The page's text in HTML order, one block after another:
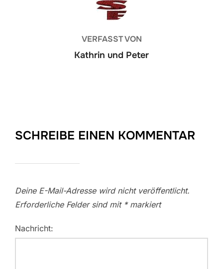
VERFASST VON
Kathrin und Peter
SCHREIBE EINEN KOMMENTAR
Deine E-Mail-Adresse wird nicht veröffentlicht.
Erforderliche Felder sind mit *markiert
Nachricht: